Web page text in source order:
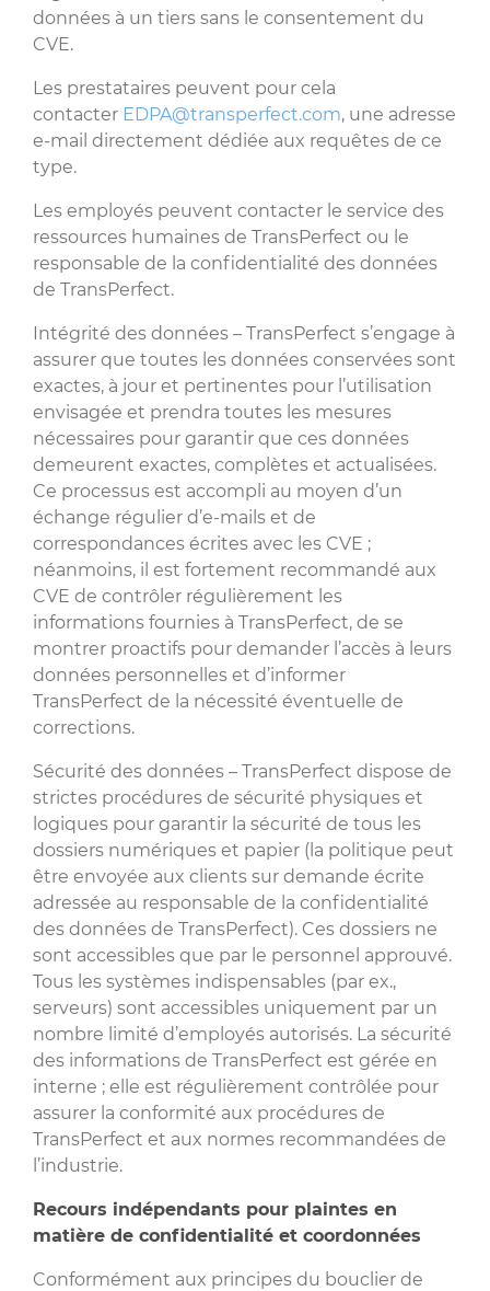
données à un tiers sans le consentement du
CVE.
Les prestataires peuvent pour cela
contacter EDPA@transperfect.com, une adresse
e-mail directement dédiée aux requêtes de ce
type.
Les employés peuvent contacter le service des
ressources humaines de TransPerfect ou le
responsable de la confidentialité des données
de TransPerfect.
Intégrité des données – TransPerfect s’engage à
assurer que toutes les données conservées sont
exactes, à jour et pertinentes pour l’utilisation
envisagée et prendra toutes les mesures
nécessaires pour garantir que ces données
demeurent exactes, complètes et actualisées.
Ce processus est accompli au moyen d’un
échange régulier d’e-mails et de
correspondances écrites avec les CVE ;
néanmoins, il est fortement recommandé aux
CVE de contrôler régulièrement les
informations fournies à TransPerfect, de se
montrer proactifs pour demander l’accès à leurs
données personnelles et d’informer
TransPerfect de la nécessité éventuelle de
corrections.
Sécurité des données – TransPerfect dispose de
strictes procédures de sécurité physiques et
logiques pour garantir la sécurité de tous les
dossiers numériques et papier (la politique peut
être envoyée aux clients sur demande écrite
adressée au responsable de la confidentialité
des données de TransPerfect). Ces dossiers ne
sont accessibles que par le personnel approuvé.
Tous les systèmes indispensables (par ex.,
serveurs) sont accessibles uniquement par un
nombre limité d’employés autorisés. La sécurité
des informations de TransPerfect est gérée en
interne ; elle est régulièrement contrôlée pour
assurer la conformité aux procédures de
TransPerfect et aux normes recommandées de
l’industrie.
Recours indépendants pour plaintes en
matière de confidentialité et coordonnées
Conformément aux principes du bouclier de